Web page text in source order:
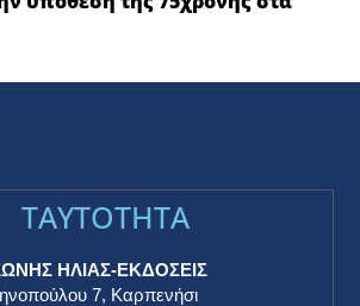
TAYTOTHTA
ΗΛΙΑΣ-ΕΚΔΟΣΕΙΣ
7, Καρπενήσι